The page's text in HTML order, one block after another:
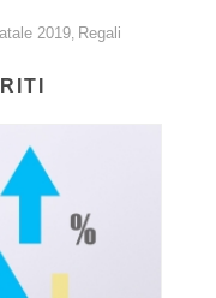
2019, Regali